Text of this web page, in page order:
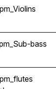
bass
bass